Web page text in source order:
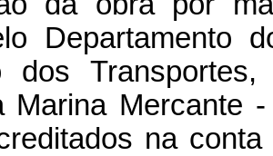
Departamento
dos
Marina Mercante
na